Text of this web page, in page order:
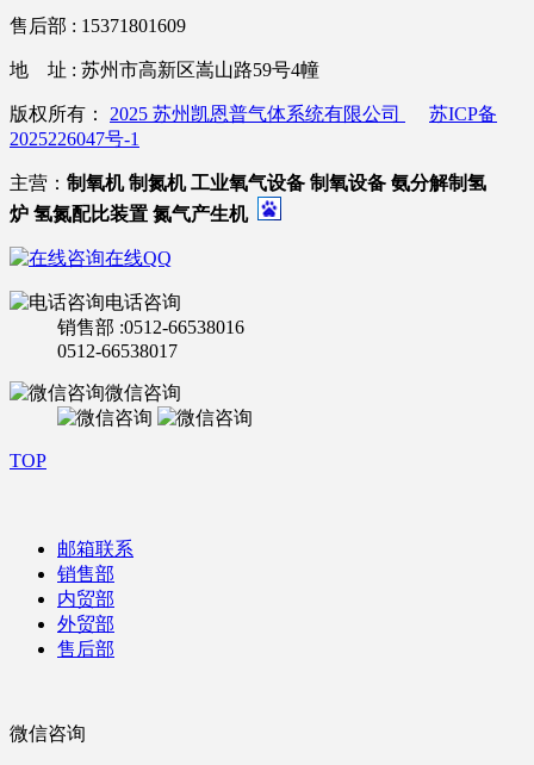
售后部 : 15371801609
地 址 : 苏州市高新区嵩山路59号4幢
版权所有： 2025 苏州凯恩普气体系统有限公司
苏ICP备
2025226047号-1
主营： 制氧机 制氮机 工业氧气设备 制氧设备 氨分解制氢
炉 氢氮配比装置 氮气产生机
在线QQ
电话咨询
销售部 :0512-66538016
0512-66538017
微信咨询
TOP
邮箱联系
销售部
内贸部
外贸部
售后部
微信咨询